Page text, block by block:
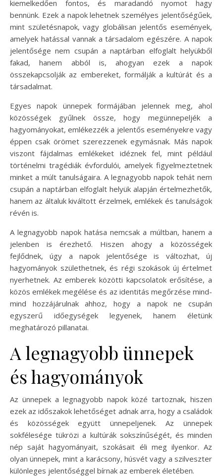
kiemelkedően fontos, és maradandó nyomot hagy
bennünk. Ezek a napok lehetnek személyes jelentőségűek,
mint születésnapok, vagy globálisan jelentős események,
amelyek hatással vannak a társadalom egészére. A napok
jelentősége nem csupán a naptárban elfoglalt helyükből
fakad, hanem abból is, ahogyan ezek a napok
összekapcsolják az embereket, formálják a kultúrát és a
társadalmat.
Egyes napok ünnepek formájában jelennek meg, ahol
közösségek gyűlnek össze, hogy megünnepeljék a
hagyományokat, emlékezzék a jelentős eseményekre vagy
éppen csak örömet szerezzenek egymásnak. Más napok
viszont fájdalmas emlékeket idéznek fel, mint például
történelmi tragédiák évfordulói, amelyek figyelmeztetnek
minket a múlt tanulságaira. A legnagyobb napok tehát nem
csupán a naptárban elfoglalt helyük alapján értelmezhetők,
hanem az általuk kiváltott érzelmek, emlékek és tanulságok
révén is.
A legnagyobb napok hatása nemcsak a múltban, hanem a
jelenben is érezhető. Hiszen ahogy a közösségek
fejlődnek, úgy a napok jelentősége is változhat, új
hagyományok születhetnek, és régi szokások új értelmet
nyerhetnek. Az emberek közötti kapcsolatok erősítése, a
közös emlékek megélése és az identitás megőrzése mind-
mind hozzájárulnak ahhoz, hogy a napok ne csupán
egyszerű időegységek legyenek, hanem életünk
meghatározó pillanatai.
A legnagyobb ünnepek
és hagyományok
Az ünnepek a legnagyobb napok közé tartoznak, hiszen
ezek az időszakok lehetőséget adnak arra, hogy a családok
és közösségek együtt ünnepeljenek. Az ünnepek
sokfélesége tükrözi a kultúrák sokszínűségét, és minden
nép saját hagyományait, szokásait éli meg ilyenkor. Az
olyan ünnepek, mint a karácsony, húsvét vagy a szilveszter
különleges jelentőséggel bírnak az emberek életében.